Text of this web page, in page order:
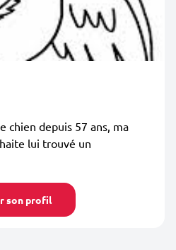
chien depuis 57 ans, ma
lui trouvé un
son profil